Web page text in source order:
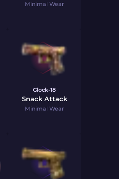
Minimal Wear
Glock-18
Snack Attack
Minimal Wear